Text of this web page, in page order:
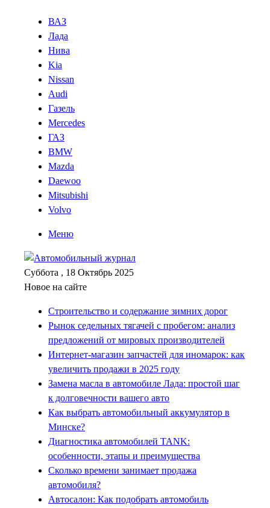
ВАЗ
Лада
Нива
Kia
Nissan
Audi
Газель
Mercedes
ГАЗ
BMW
Mazda
Daewoo
Mitsubishi
Volvo
Меню
Суббота , 18 Октябрь 2025
Новое на сайте
Строительство и содержание зимних дорог
Рынок седельных тягачей с пробегом: анализ
предложений от мировых производителей
Интернет-магазин запчастей для иномарок: как
увеличить продажи в 2025 году
Замена масла в автомобиле Лада: простой шаг
к долговечности вашего авто
Как выбрать автомобильный аккумулятор в
Минске?
Диагностика автомобилей TANK:
особенности, этапы и преимущества
Сколько времени занимает продажа
автомобиля?
Автосалон: Как подобрать автомобиль